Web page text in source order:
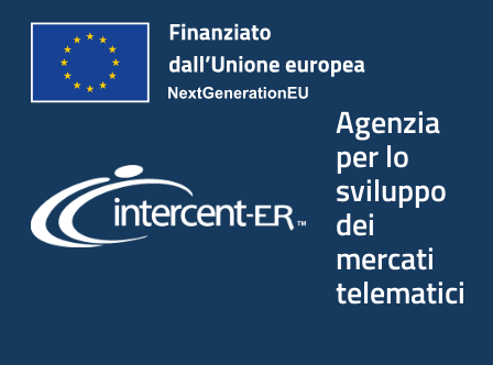
Agenzia
per lo
sviluppo
dei
mercati
telematici